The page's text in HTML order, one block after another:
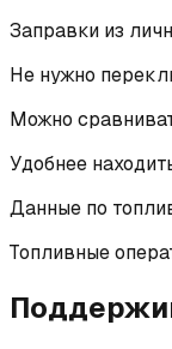
Заправки из
Не нужно
Можно
Удобнее
Данные по
Топливные